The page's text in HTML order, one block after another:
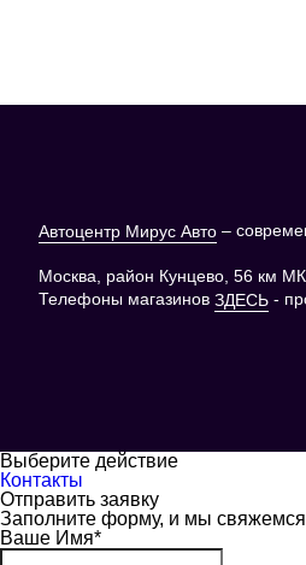
Автоцентр Мирус Авто –
Москва, район Кунцево, 56 км
Телефоны магазинов ЗДЕСЬ -
Выберите действие
Контакты
Отправить заявку
Заполните форму, и мы
Ваше Имя*